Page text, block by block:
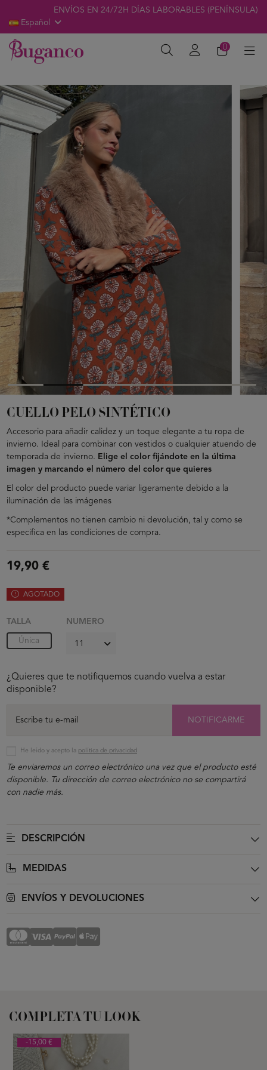
ENVÍOS EN 24/72H DÍAS LABORABLES (PENÍNSULA)
Español
0
CUELLO PELO SINTÉTICO
Accesorio para añadir calidez y un toque elegante a tu ropa de
invierno. Ideal para combinar con vestidos o cualquier atuendo de
temporada de invierno. Elige el color fijándote en la última
imagen y marcando el número del color que quieres
El color del producto puede variar ligeramente debido a la
iluminación de las imágenes
*Complementos no tienen cambio ni devolución, tal y como se
especifica en las condiciones de compra.
19,90 €
AGOTADO
TALLA
Única
NUMERO
¿Quieres que te notifiquemos cuando vuelva a estar
disponible?
NOTIFICARME
He leído y acepto la política de privacidad
Te enviaremos un correo electrónico una vez que el producto esté
disponible. Tu dirección de correo electrónico no se compartirá
con nadie más.
DESCRIPCIÓN
MEDIDAS
ENVÍOS Y DEVOLUCIONES
COMPLETA TU LOOK
-15,00 €